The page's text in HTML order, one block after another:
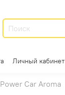
Личный кабинет
Car Aroma